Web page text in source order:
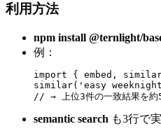
利用方法
npm install @ternlight/
例：
import { embed,
similar('easy
semantic search も3行で